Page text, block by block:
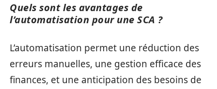
Quels sont les avantages de
l’automatisation pour une SCA ?
L’automatisation permet une réduction des
erreurs manuelles, une gestion efficace des
finances, et une anticipation des besoins de